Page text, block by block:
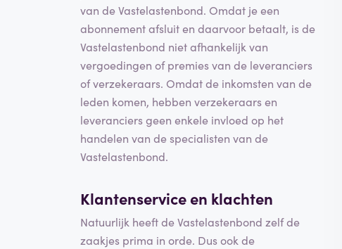
van de Vastelastenbond. Omdat je een
abonnement afsluit en daarvoor betaalt, is de
Vastelastenbond niet afhankelijk van
vergoedingen of premies van de leveranciers
of verzekeraars. Omdat de inkomsten van de
leden komen, hebben verzekeraars en
leveranciers geen enkele invloed op het
handelen van de specialisten van de
Vastelastenbond.
Klantenservice en klachten
Natuurlijk heeft de Vastelastenbond zelf de
zaakjes prima in orde. Dus ook de